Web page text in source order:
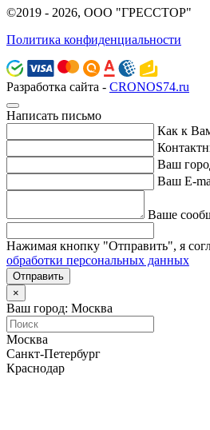
©2019 - 2026, ООО "ГРЕССТОР"
Политика конфиденциальности
Разработка сайта - CRONOS74.ru
Написать письмо
Как к
Ваш
Ваш E-
Ваше
Нажимая кнопку "Отправить", я
обработки персональных данных
Отправить
×
Ваш город: Москва
Москва
Санкт-Петербург
Краснодар